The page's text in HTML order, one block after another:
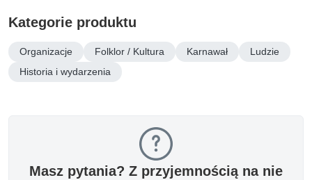
Kategorie produktu
Organizacje Folklor / Kultura Karnawał
Ludzie
Historia i wydarzenia
Masz pytania? Z przyjemnością na nie